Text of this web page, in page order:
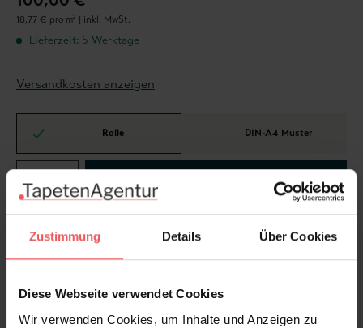
Zustimmung Details Über Cookies
Diese Webseite verwendet Cookies
Wir verwenden Cookies, um Inhalte und Anzeigen zu
18,77 € pro m² | inkl. MwSt.
Lieferzeit: 5 Werktage
Versandkosten anzeigen
Rolle DIN-A4 Muster
Wie viel brauche ich?
Rollen & Mengen berechnen
Produktdetails